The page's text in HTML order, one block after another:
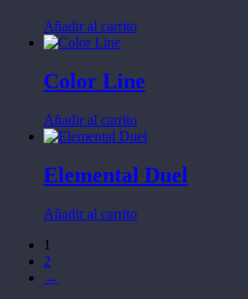
Añadir al carrito
Color Line
Añadir al carrito
Elemental Duel
Añadir al carrito
1
2
→